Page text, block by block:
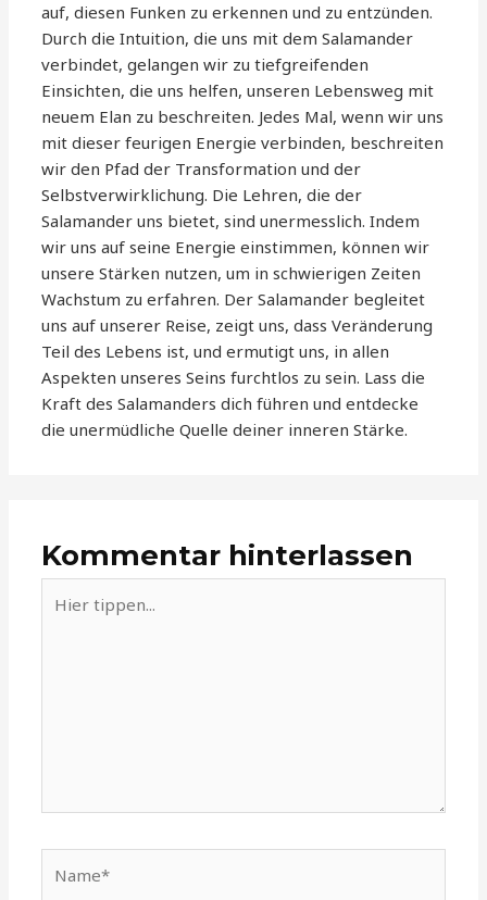
auf, diesen Funken zu erkennen und zu entzünden.
Durch die Intuition, die uns mit dem Salamander
verbindet, gelangen wir zu tiefgreifenden
Einsichten, die uns helfen, unseren Lebensweg mit
neuem Elan zu beschreiten. Jedes Mal, wenn wir uns
mit dieser feurigen Energie verbinden, beschreiten
wir den Pfad der Transformation und der
Selbstverwirklichung. Die Lehren, die der
Salamander uns bietet, sind unermesslich. Indem
wir uns auf seine Energie einstimmen, können wir
unsere Stärken nutzen, um in schwierigen Zeiten
Wachstum zu erfahren. Der Salamander begleitet
uns auf unserer Reise, zeigt uns, dass Veränderung
Teil des Lebens ist, und ermutigt uns, in allen
Aspekten unseres Seins furchtlos zu sein. Lass die
Kraft des Salamanders dich führen und entdecke
die unermüdliche Quelle deiner inneren Stärke.
Kommentar hinterlassen
tippen...